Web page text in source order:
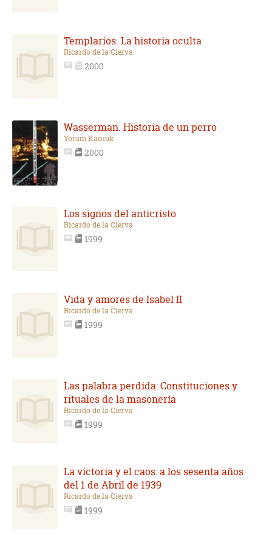
Templarios. La historia oculta
Ricardo de la Cierva
2000
Wasserman. Historia de un perro
Yoram Kaniuk
2000
Los signos del anticristo
Ricardo de la Cierva
1999
Vida y amores de Isabel II
Ricardo de la Cierva
1999
Las palabra perdida: Constituciones y
rituales de la masonería
Ricardo de la Cierva
1999
La victoria y el caos: a los sesenta años
del 1 de Abril de 1939
Ricardo de la Cierva
1999